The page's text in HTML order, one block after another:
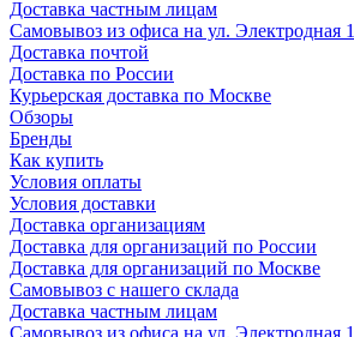
Доставка частным лицам
Самовывоз из офиса на ул. Электродная
Доставка почтой
Доставка по России
Курьерская доставка по Москве
Обзоры
Бренды
Как купить
Условия оплаты
Условия доставки
Доставка организациям
Доставка для организаций по России
Доставка для организаций по Москве
Самовывоз с нашего склада
Доставка частным лицам
Самовывоз из офиса на ул. Электродная